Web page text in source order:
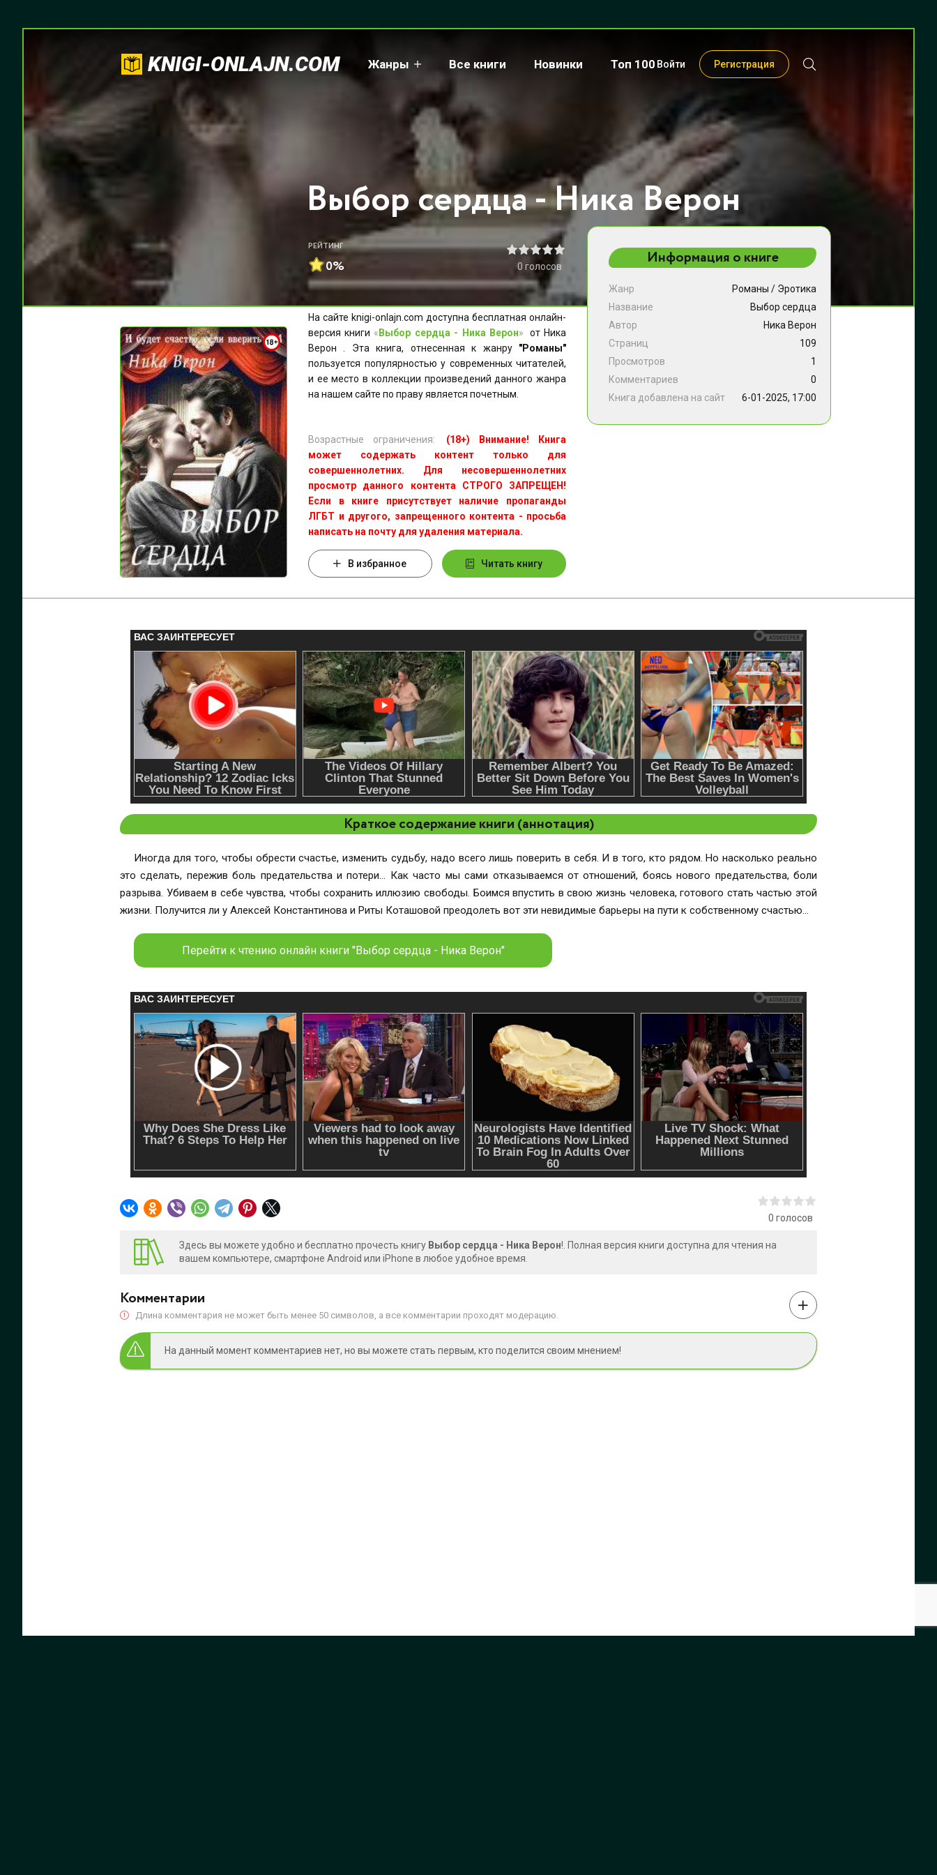
KNIGI-ONLAJN.COM Жанры Все книги Новинки Топ 100 Войти Регистрация
Выбор сердца - Ника Верон
РЕЙТИНГ
0% 0 голосов
На сайте knigi-onlajn.com доступна бесплатная онлайн-
версия книги « Выбор сердца - Ника Верон»
от Ника
Верон . Эта книга, отнесенная к жанру "Романы"
пользуется популярностью у современных читателей,
и ее место в коллекции произведений данного жанра
на нашем сайте по праву является почетным.
Возрастные ограничения:
(18+) Внимание! Книга
может содержать контент только для
совершеннолетних. Для несовершеннолетних
просмотр данного контента СТРОГО ЗАПРЕЩЕН!
Если в книге присутствует наличие пропаганды
ЛГБТ и другого, запрещенного контента - просьба
написать на почту для удаления материала.
В избранное Читать книгу
Информация о книге
Жанр Романы / Эротика
Название
Выбор сердца
Автор
Ника Верон
Страниц
109
Просмотров
1
Комментариев
0
Книга добавлена на сайт
6-01-2025, 17:00
Краткое содержание книги (аннотация)
Иногда для того, чтобы обрести счастье, изменить судьбу, надо всего лишь поверить в себя. И в того, кто рядом. Но насколько реально
это сделать, пережив боль предательства и потери… Как часто мы сами отказываемся от отношений, боясь нового предательства, боли
разрыва. Убиваем в себе чувства, чтобы сохранить иллюзию свободы. Боимся впустить в свою жизнь человека, готового стать частью этой
жизни. Получится ли у Алексей Константинова и Риты Коташовой преодолеть вот эти невидимые барьеры на пути к собственному счастью…
Перейти к чтению онлайн книги "Выбор сердца - Ника Верон"
0 голосов
Здесь вы можете удобно и бесплатно прочесть книгу Выбор сердца - Ника Верон!. Полная версия книги доступна для чтения на
вашем компьютере, смартфоне Android или iPhone в любое удобное время.
Комментарии
Длина комментария не может быть менее 50 символов, а все комментарии проходят модерацию.
На данный момент комментариев нет, но вы можете стать первым, кто поделится своим мнением!